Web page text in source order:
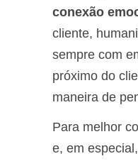
conexão
cliente,
sempre com
próximo do
maneira de
Para melhor
e, em